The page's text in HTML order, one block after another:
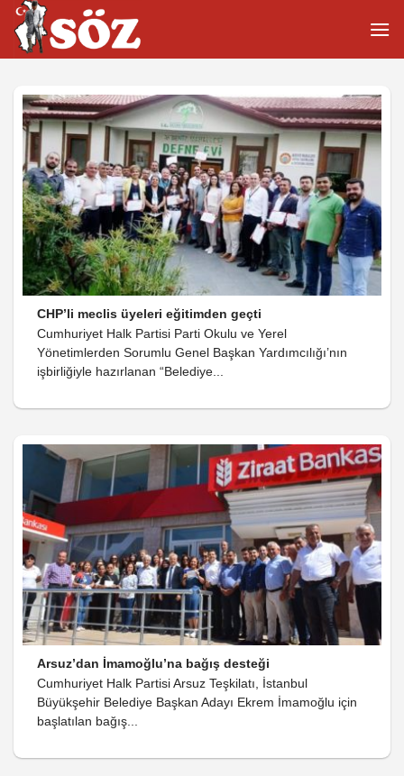
İçeriğe
atla
CHP’li meclis üyeleri eğitimden geçti
Cumhuriyet Halk Partisi Parti Okulu ve Yerel
Yönetimlerden Sorumlu Genel Başkan Yardımcılığı’nın
işbirliğiyle hazırlanan “Belediye...
Arsuz’dan İmamoğlu’na bağış desteği
Cumhuriyet Halk Partisi Arsuz Teşkilatı, İstanbul
Büyükşehir Belediye Başkan Adayı Ekrem İmamoğlu için
başlatılan bağış...